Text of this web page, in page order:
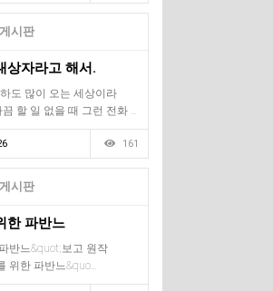
시판
상자라고 해서.
도 많이 오는 세상이라
할 일 없을 때 그런 전화 …
161
시판
한 파반느
반느&quot;보고 원작
위한 파반느&quo…